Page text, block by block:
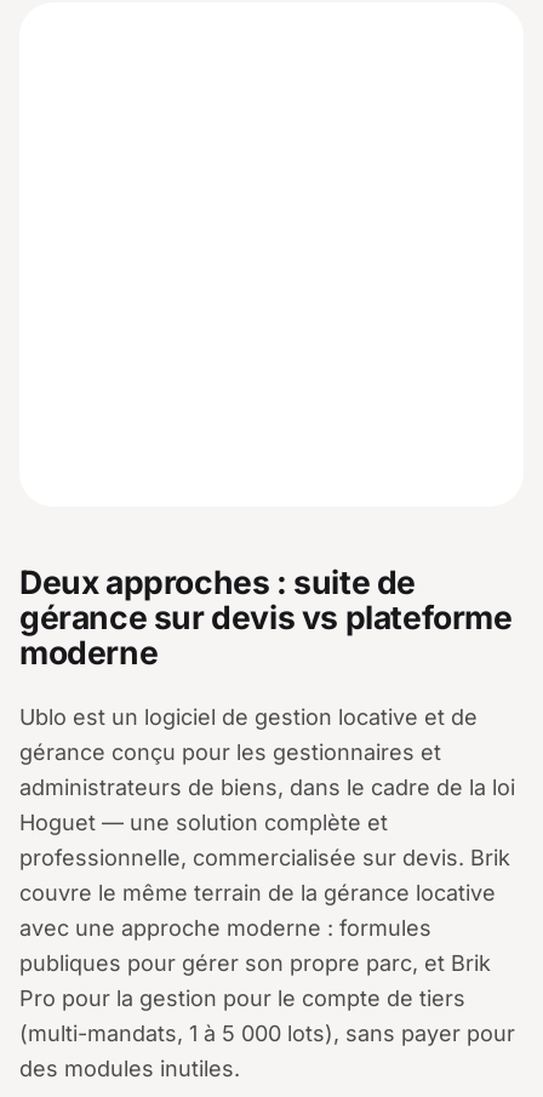
Deux approches : suite de
gérance sur devis vs plateforme
moderne
Ublo est un logiciel de gestion locative et de
gérance conçu pour les gestionnaires et
administrateurs de biens, dans le cadre de la loi
Hoguet — une solution complète et
professionnelle, commercialisée sur devis. Brik
couvre le même terrain de la gérance locative
avec une approche moderne : formules
publiques pour gérer son propre parc, et Brik
Pro pour la gestion pour le compte de tiers
(multi-mandats, 1 à 5 000 lots), sans payer pour
des modules inutiles.